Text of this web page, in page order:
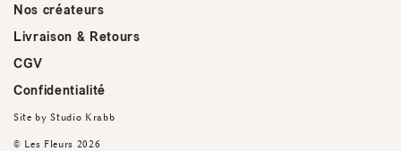
Nos créateurs
Livraison & Retours
CGV
Confidentialité
Site byStudio Krabb
© Les Fleurs 2026